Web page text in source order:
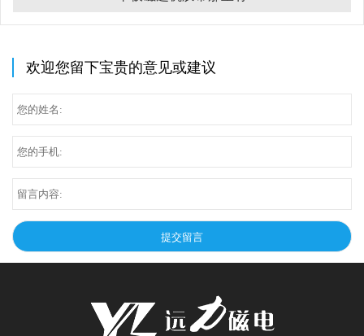
欢迎您留下宝贵的意见或建议